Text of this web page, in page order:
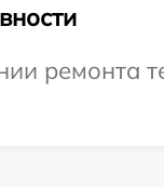
ремонта